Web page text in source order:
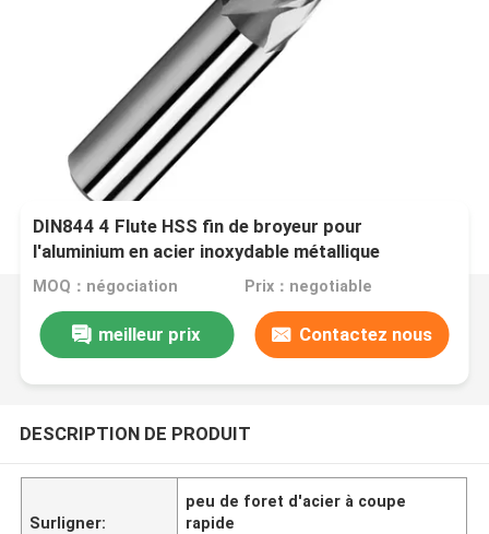
DIN844 4 Flute HSS fin de broyeur pour
l'aluminium en acier inoxydable métallique
MOQ：négociation Prix：negotiable
meilleur prix Contactez nous
DESCRIPTION DE PRODUIT
Surligner:
peu de foret d'acier à coupe
rapide